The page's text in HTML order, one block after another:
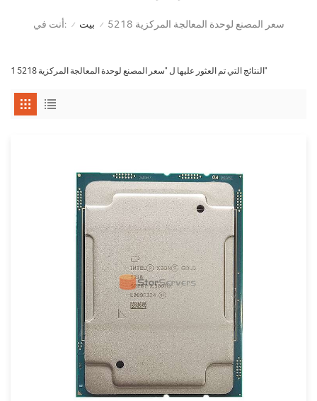
أنت في: / بيت / سعر المصنع لوحدة المعالجة المركزية 5218
1 النتائج التي تم العثور عليها ل "سعر المصنع لوحدة المعالجة المركزية 5218"